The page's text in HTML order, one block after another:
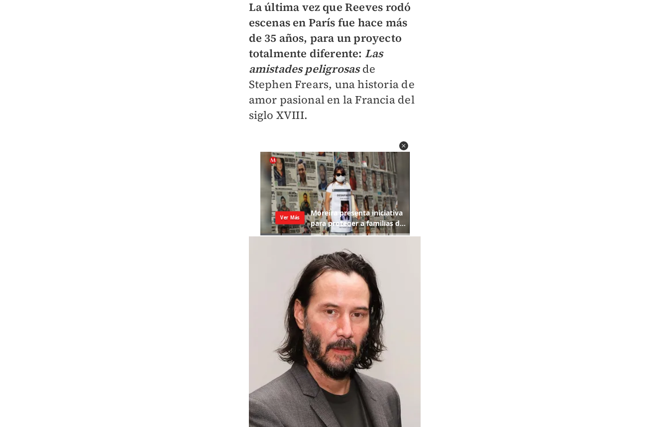
La última vez que Reeves rodó
escenas en París fue hace más
de 35 años, para un proyecto
totalmente diferente: Las
amistades peligrosas de
Stephen Frears, una historia de
amor pasional en la Francia del
siglo XVIII.